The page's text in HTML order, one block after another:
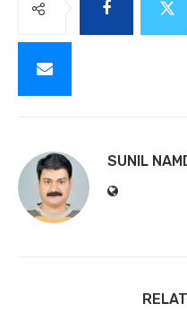
SUNIL